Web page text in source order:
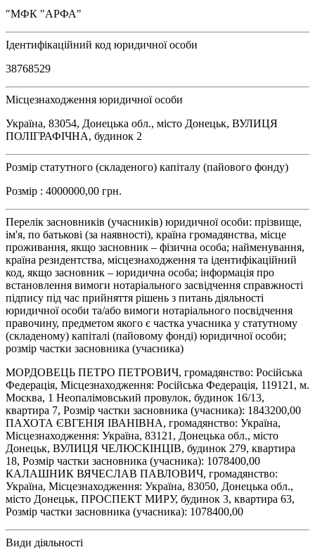
"МФК "АРФА"
Ідентифікаційний код юридичної особи
38768529
Місцезнаходження юридичної особи
Україна, 83054, Донецька обл., місто Донецьк, ВУЛИЦЯ
ПОЛІГРАФІЧНА, будинок 2
Розмір статутного (складеного) капіталу (пайового фонду)
Розмір : 4000000,00 грн.
Перелік засновників (учасників) юридичної особи: прізвище,
ім'я, по батькові (за наявності), країна громадянства, місце
проживання, якщо засновник – фізична особа; найменування,
країна резидентства, місцезнаходження та ідентифікаційний
код, якщо засновник – юридична особа; інформація про
встановлення вимоги нотаріального засвідчення справжності
підпису під час прийняття рішень з питань діяльності
юридичної особи та/або вимоги нотаріального посвідчення
правочину, предметом якого є частка учасника у статутному
(складеному) капіталі (пайовому фонді) юридичної особи;
розмір частки засновника (учасника)
МОРДОВЕЦЬ ПЕТРО ПЕТРОВИЧ, громадянство: Російська
Федерація, Місцезнаходження: Російська Федерація, 119121, м.
Москва, 1 Неопалімовський провулок, будинок 16/13,
квартира 7, Розмір частки засновника (учасника): 1843200,00
ПАХОТА ЄВГЕНІЯ ІВАНІВНА, громадянство: Україна,
Місцезнаходження: Україна, 83121, Донецька обл., місто
Донецьк, ВУЛИЦЯ ЧЕЛЮСКІНЦІВ, будинок 279, квартира
18, Розмір частки засновника (учасника): 1078400,00
КАЛАШНИК ВЯЧЕСЛАВ ПАВЛОВИЧ, громадянство:
Україна, Місцезнаходження: Україна, 83050, Донецька обл.,
місто Донецьк, ПРОСПЕКТ МИРУ, будинок 3, квартира 63,
Розмір частки засновника (учасника): 1078400,00
Види діяльності